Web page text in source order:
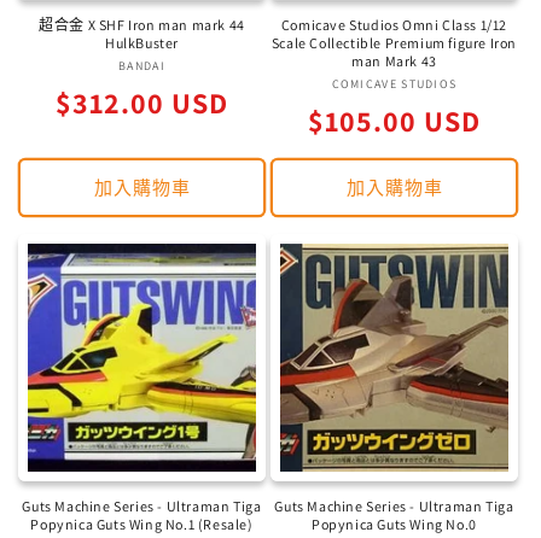
超合金 X SHF Iron man mark 44
HulkBuster
廠
商：
BANDAI
定
價
$312.00 USD
加入購物車
Comicave Studios Omni Class 1/12
Scale Collectible Premium figure Iron
man Mark 43
廠
商：
COMICAVE STUDIOS
定
價
$105.00 USD
加入購物車
Guts Machine Series - Ultraman Tiga
Popynica Guts Wing No.1 (Resale)
Guts Machine Series - Ultraman Tiga
Popynica Guts Wing No.0